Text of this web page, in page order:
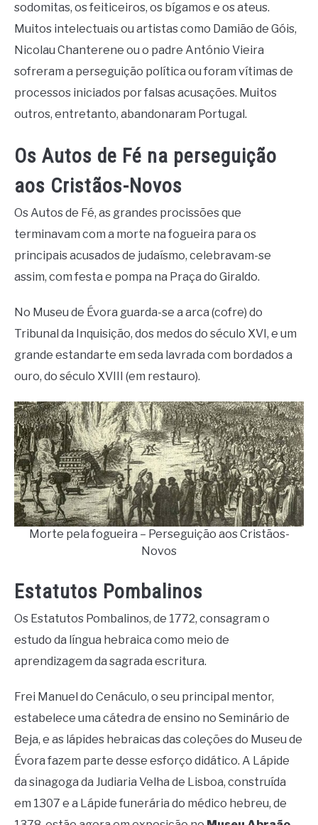
sodomitas, os feiticeiros, os bígamos e os ateus.
Muitos intelectuais ou artistas como Damião de Góis,
Nicolau Chanterene ou o padre António Vieira
sofreram a perseguição política ou foram vítimas de
processos iniciados por falsas acusações. Muitos
outros, entretanto, abandonaram Portugal.
Os Autos de Fé na perseguição
aos Cristãos-Novos
Os Autos de Fé, as grandes procissões que
terminavam com a morte na fogueira para os
principais acusados de judaísmo, celebravam-se
assim, com festa e pompa na Praça do Giraldo.
No Museu de Évora guarda-se a arca (cofre) do
Tribunal da Inquisição, dos medos do século XVI, e um
grande estandarte em seda lavrada com bordados a
ouro, do século XVIII (em restauro).
Morte pela fogueira – Perseguição aos Cristãos-
Novos
Estatutos Pombalinos
Os Estatutos Pombalinos, de 1772, consagram o
estudo da língua hebraica como meio de
aprendizagem da sagrada escritura.
Frei Manuel do Cenáculo, o seu principal mentor,
estabelece uma cátedra de ensino no Seminário de
Beja, e as lápides hebraicas das coleções do Museu de
Évora fazem parte desse esforço didático. A Lápide
da sinagoga da Judiaria Velha de Lisboa, construída
em 1307 e a Lápide funerária do médico hebreu, de